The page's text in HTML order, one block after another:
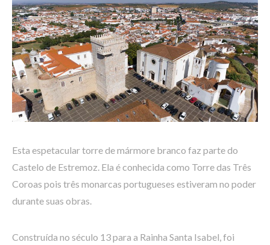
Esta espetacular torre de mármore branco faz parte do
Castelo de Estremoz. Ela é conhecida como Torre das Três
Coroas pois três monarcas portugueses estiveram no poder
durante suas obras.
Construída no século 13 para a Rainha Santa Isabel, foi